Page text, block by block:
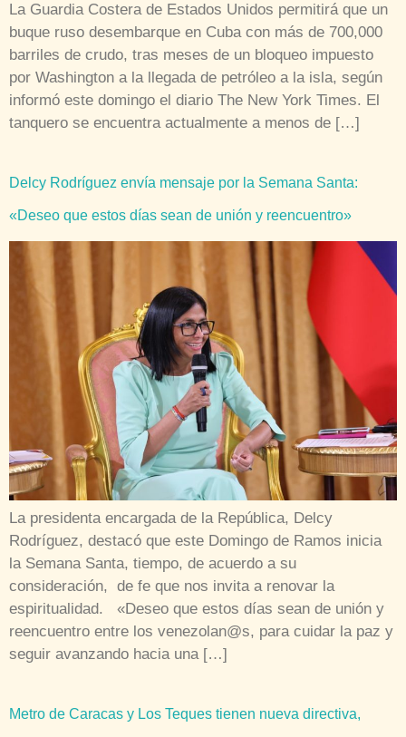
La Guardia Costera de Estados Unidos permitirá que un
buque ruso desembarque en Cuba con más de 700,000
barriles de crudo, tras meses de un bloqueo impuesto
por Washington a la llegada de petróleo a la isla, según
informó este domingo el diario The New York Times. El
tanquero se encuentra actualmente a menos de […]
Delcy Rodríguez envía mensaje por la Semana Santa:
«Deseo que estos días sean de unión y reencuentro»
La presidenta encargada de la República, Delcy
Rodríguez, destacó que este Domingo de Ramos inicia
la Semana Santa, tiempo, de acuerdo a su
consideración, de fe que nos invita a renovar la
espiritualidad. «Deseo que estos días sean de unión y
reencuentro entre los venezolan@s, para cuidar la paz y
seguir avanzando hacia una […]
Metro de Caracas y Los Teques tienen nueva directiva,